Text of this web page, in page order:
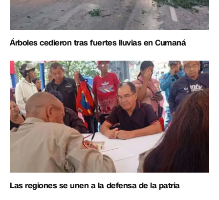
Árboles cedieron tras fuertes lluvias en Cumaná
Las regiones se unen a la defensa de la patria